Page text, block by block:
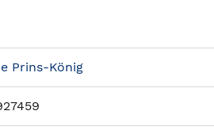
Prins-König